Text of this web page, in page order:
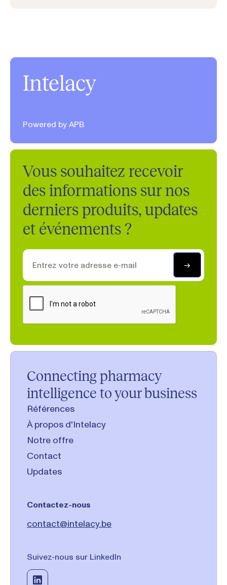
Intelacy
Powered by APB
Vous souhaitez recevoir
des informations sur nos
derniers produits, updates
et événements ?
Connecting pharmacy
intelligence to your business
Références
À propos d'Intelacy
Notre offre
Contact
Updates
Contactez-nous
contact@intelacy.be
Suivez-nous sur LinkedIn